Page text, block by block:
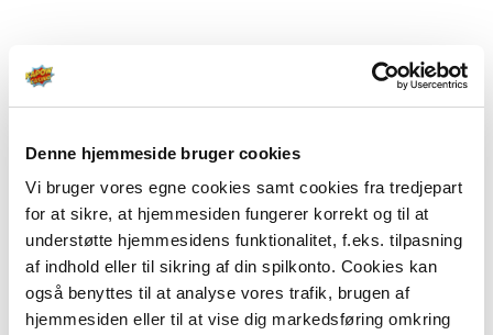
Denne hjemmeside bruger cookies
Vi bruger vores egne cookies samt cookies fra tredjepart
for at sikre, at hjemmesiden fungerer korrekt og til at
understøtte hjemmesidens funktionalitet, f.eks. tilpasning
af indhold eller til sikring af din spilkonto. Cookies kan
også benyttes til at analyse vores trafik, brugen af
hjemmesiden eller til at vise dig markedsføring omkring